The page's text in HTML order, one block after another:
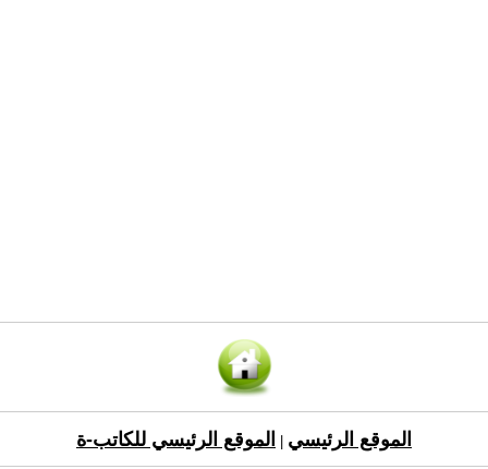
الموقع الرئيسي الموقع الرئيسي للكاتب-ة